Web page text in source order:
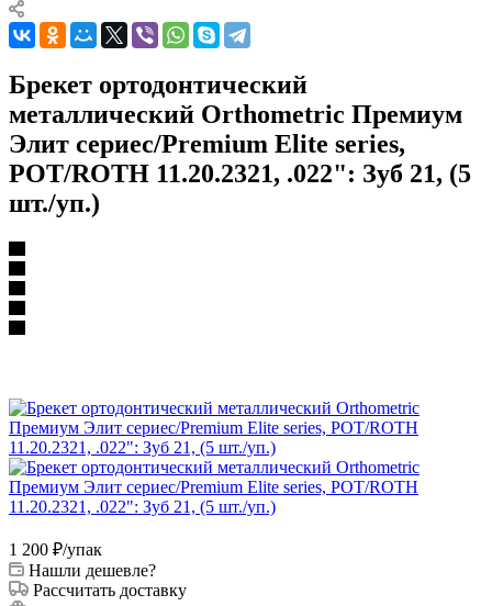
Брекет ортодонтический
металлический Orthometric Премиум
Элит сериес/Premium Elite series,
РОТ/ROTH 11.20.2321, .022": Зуб 21, (5
шт./уп.)
1 200 ₽/упак
Нашли дешевле?
Рассчитать доставку